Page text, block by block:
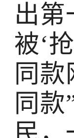
出
被‘
同
同